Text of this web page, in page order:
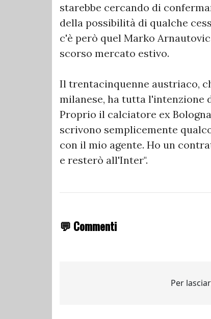
starebbe cercando di
della possibilità di qualche
c'è però quel Marko
scorso mercato estivo.
Il trentacinquenne austriaco,
milanese, ha tutta l'intenzione
Proprio il calciatore ex
scrivono semplicemente
con il mio agente. Ho un
e resterò all'Inter".
💬 Commenti